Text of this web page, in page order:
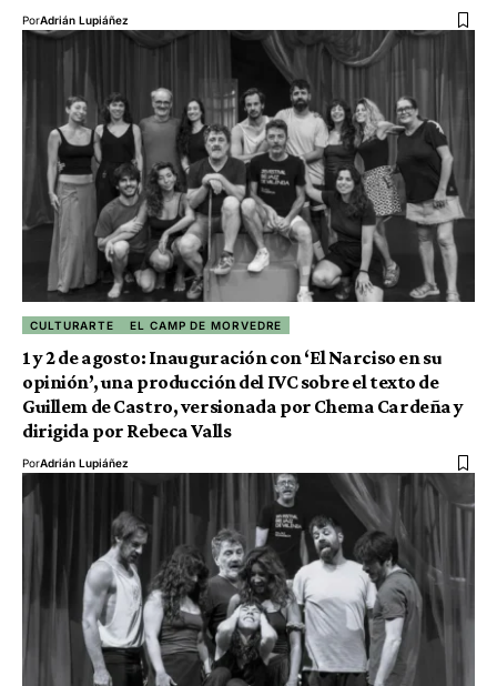
PorAdrián Lupiáñez
CULTURARTE EL CAMP DE MORVEDRE
1 y 2 de agosto: Inauguración con ‘El Narciso en su
opinión’, una producción del IVC sobre el texto de
Guillem de Castro, versionada por Chema Cardeña y
dirigida por Rebeca Valls
PorAdrián Lupiáñez